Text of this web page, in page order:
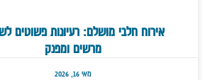
אירוח חלבי מושלם: רעיונות פשוטים
מרשים ומפנק
מאי 16, 2026